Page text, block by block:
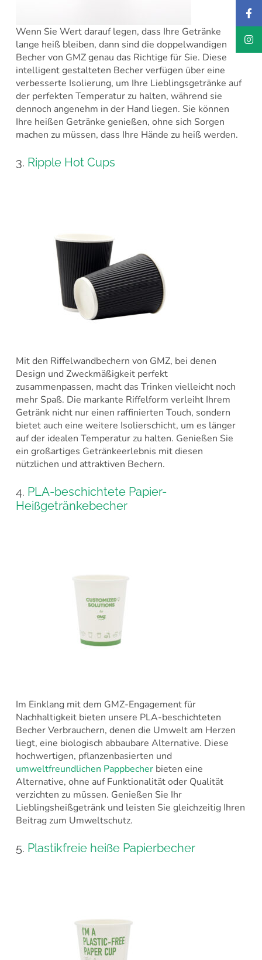
Wenn Sie Wert darauf legen, dass Ihre Getränke
lange heiß bleiben, dann sind die doppelwandigen
Becher von GMZ genau das Richtige für Sie. Diese
intelligent gestalteten Becher verfügen über eine
verbesserte Isolierung, um Ihre Lieblingsgetränke auf
der perfekten Temperatur zu halten, während sie
dennoch angenehm in der Hand liegen. Sie können
Ihre heißen Getränke genießen, ohne sich Sorgen
machen zu müssen, dass Ihre Hände zu heiß werden.
3. Ripple Hot Cups
Mit den Riffelwandbechern von GMZ, bei denen
Design und Zweckmäßigkeit perfekt
zusammenpassen, macht das Trinken vielleicht noch
mehr Spaß. Die markante Riffelform verleiht Ihrem
Getränk nicht nur einen raffinierten Touch, sondern
bietet auch eine weitere Isolierschicht, um es länger
auf der idealen Temperatur zu halten. Genießen Sie
ein großartiges Getränkeerlebnis mit diesen
nützlichen und attraktiven Bechern.
4. PLA-beschichtete Papier-
Heißgetränkebecher
Im Einklang mit dem GMZ-Engagement für
Nachhaltigkeit bieten unsere PLA-beschichteten
Becher Verbrauchern, denen die Umwelt am Herzen
liegt, eine biologisch abbaubare Alternative. Diese
hochwertigen, pflanzenbasierten und
umweltfreundlichen Pappbecherbieten eine
Alternative, ohne auf Funktionalität oder Qualität
verzichten zu müssen. Genießen Sie Ihr
Lieblingsheißgetränk und leisten Sie gleichzeitig Ihren
Beitrag zum Umweltschutz.
5. Plastikfreie heiße Papierbecher